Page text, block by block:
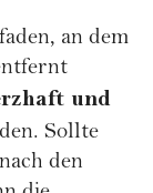
an dem
und
Sollte
den